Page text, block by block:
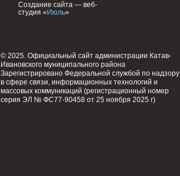
Создание сайта — веб-
студия « Июль»
© 2025. Официальный сайт администрации Катав-
Ивановского муниципального района
Зарегистрировано Федеральной службой по надзору
в сфере связи, информационных технологий и
массовых коммуникаций (регистрационный номер
серия ЭЛ № ФС77-90458 от 25 ноября 2025 г)